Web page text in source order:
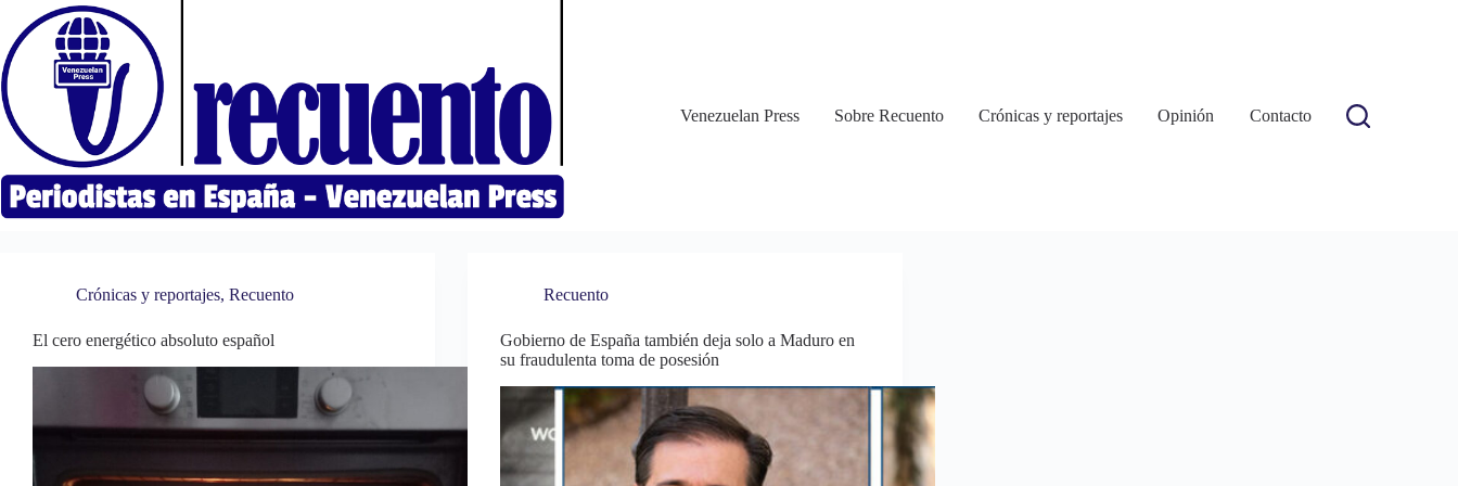
contenido
Venezuelan Press Sobre Recuento Crónicas y reportajes Opinión Contacto
Crónicas y reportajes, Recuento
El cero energético absoluto español
Recuento
Gobierno de España también deja solo a Maduro en
su fraudulenta toma de posesión